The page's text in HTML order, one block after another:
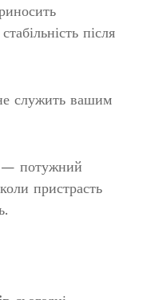
після
служить вашим
— потужний
пристрасть